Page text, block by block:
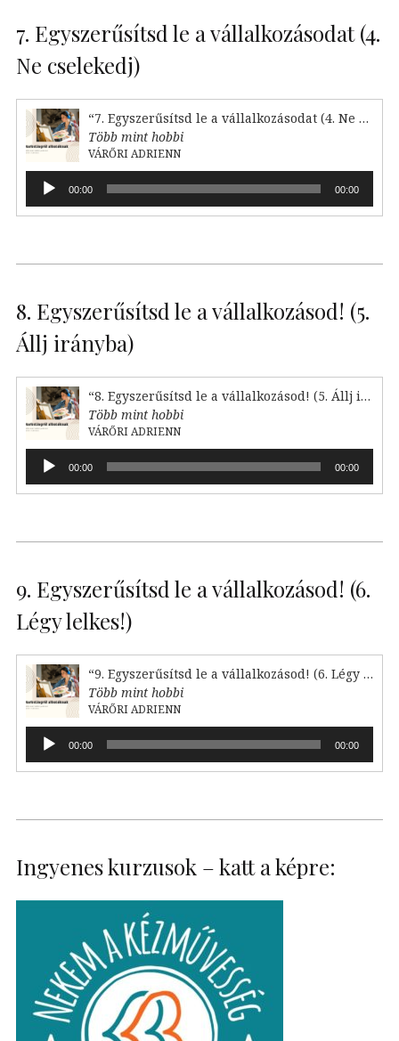
7. Egyszerűsítsd le a vállalkozásodat (4.
Ne cselekedj)
“7. Egyszerűsítsd le a vállalkozásodat (4. Ne cselekedj)”
Több mint hobbi
VÁRŐRI ADRIENN
Audió
lejátszó00:00 00:00
8. Egyszerűsítsd le a vállalkozásod! (5.
Állj irányba)
“8. Egyszerűsítsd le a vállalkozásod! (5. Állj irányba)”
Több mint hobbi
VÁRŐRI ADRIENN
Audió
lejátszó00:00 00:00
9. Egyszerűsítsd le a vállalkozásod! (6.
Légy lelkes!)
“9. Egyszerűsítsd le a vállalkozásod! (6. Légy lelkes!)”
Több mint hobbi
VÁRŐRI ADRIENN
Audió
lejátszó00:00 00:00
Ingyenes kurzusok – katt a képre: